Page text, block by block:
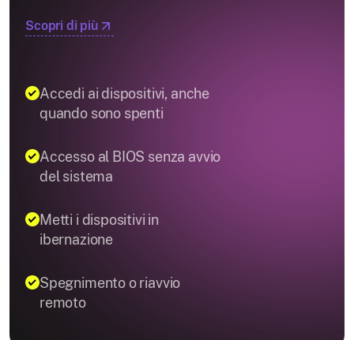
Scopri di più
Accedi ai dispositivi, anche
quando sono spenti
Accesso al BIOS senza avvio
del sistema
Metti i dispositivi in
ibernazione
Spegnimento o riavvio
remoto